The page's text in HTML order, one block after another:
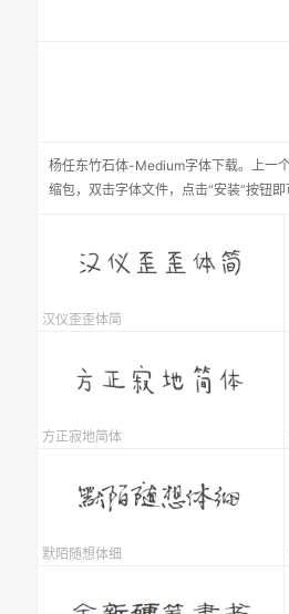
杨任东竹石体-Medium字体下载。 上一个
缩包，双击字体文件，点击“安装”按钮
汉仪歪歪体简
方正寂地简体
默陌随想体细